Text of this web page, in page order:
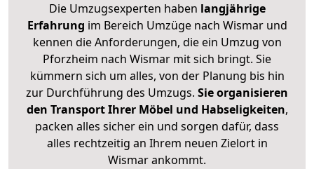
Die Umzugsexperten haben langjährige
Erfahrung im Bereich Umzüge nach Wismar und
kennen die Anforderungen, die ein Umzug von
Pforzheim nach Wismar mit sich bringt. Sie
kümmern sich um alles, von der Planung bis hin
zur Durchführung des Umzugs. Sie organisieren
den Transport Ihrer Möbel und Habseligkeiten,
packen alles sicher ein und sorgen dafür, dass
alles rechtzeitig an Ihrem neuen Zielort in
Wismar ankommt.